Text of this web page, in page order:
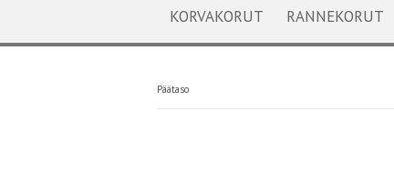
KORVAKORUT RANNEKORUT
Päätaso